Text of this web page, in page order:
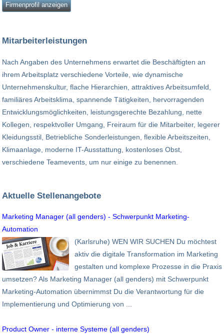
Firmenprofil anzeigen
Mitarbeiterleistungen
Nach Angaben des Unternehmens erwartet die Beschäftigten an
ihrem Arbeitsplatz verschiedene Vorteile, wie dynamische
Unternehmenskultur, flache Hierarchien, attraktives Arbeitsumfeld,
familiäres Arbeitsklima, spannende Tätigkeiten, hervorragenden
Entwicklungsmöglichkeiten, leistungsgerechte Bezahlung, nette
Kollegen, respektvoller Umgang, Freiraum für die Mitarbeiter, legerer
Kleidungsstil, Betriebliche Sonderleistungen, flexible Arbeitszeiten,
Klimaanlage, moderne IT-Ausstattung, kostenloses Obst,
verschiedene Teamevents, um nur einige zu benennen.
Aktuelle Stellenangebote
Marketing Manager (all genders) - Schwerpunkt Marketing-
Automation
(Karlsruhe) WEN WIR SUCHEN Du möchtest
aktiv die digitale Transformation im Marketing
gestalten und komplexe Prozesse in die Praxis
umsetzen? Als Marketing Manager (all genders) mit Schwerpunkt
Marketing-Automation übernimmst Du die Verantwortung für die
Implementierung und Optimierung von ...
Product Owner - interne Systeme (all genders)